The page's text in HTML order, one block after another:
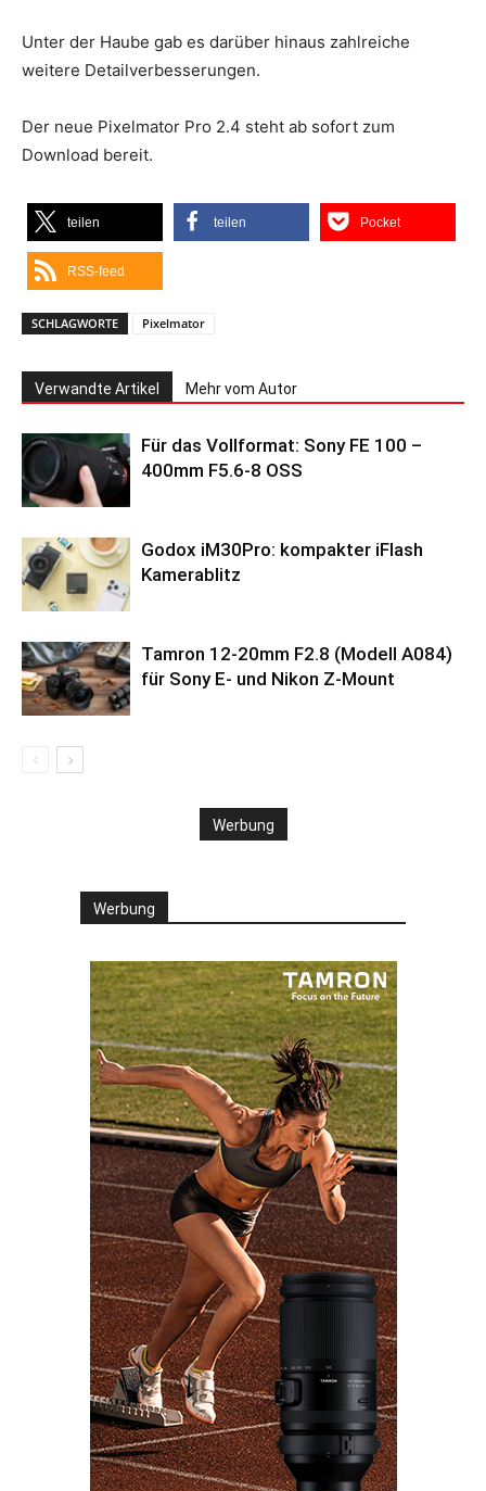
Unter der Haube gab es darüber hinaus zahlreiche
weitere Detailverbesserungen.
Der neue Pixelmator Pro 2.4 steht ab sofort zum
Download bereit.
teilen teilen Pocket
RSS-feed
SCHLAGWORTE Pixelmator
Verwandte Artikel Mehr vom Autor
Für das Vollformat: Sony FE 100 –
400mm F5.6-8 OSS
Godox iM30Pro: kompakter iFlash
Kamerablitz
Tamron 12-20mm F2.8 (Modell A084)
für Sony E- und Nikon Z-Mount
Werbung
Werbung